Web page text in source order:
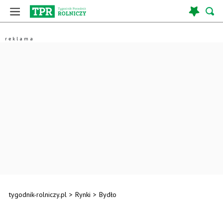
tygodnik-rolniczy.pl > Rynki > Bydło